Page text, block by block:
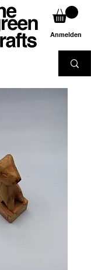
Anmelden